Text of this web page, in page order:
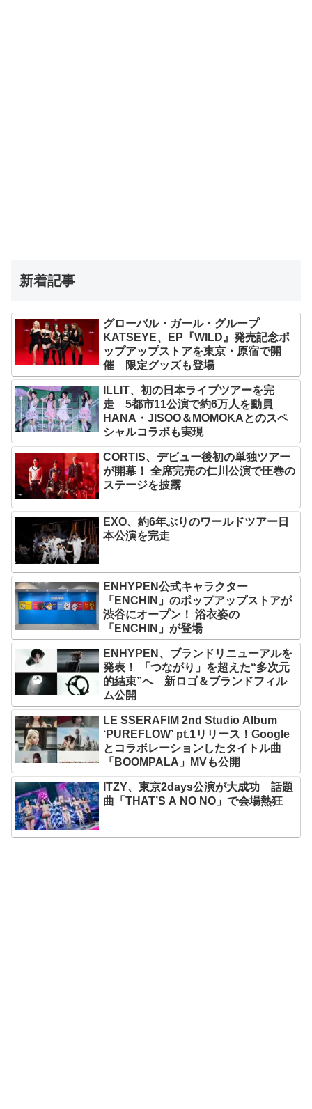
新着記事
グローバル・ガール・グループ
KATSEYE、EP『WILD』発売記念ポ
ップアップストアを東京・原宿で開
催 限定グッズも登場
ILLIT、初の日本ライブツアーを完
走 5都市11公演で約6万人を動員
HANA・JISOO＆MOMOKAとのスペ
シャルコラボも実現
CORTIS、デビュー後初の単独ツアー
が開幕！ 全席完売の仁川公演で圧巻の
ステージを披露
EXO、約6年ぶりのワールドツアー日
本公演を完走
ENHYPEN公式キャラクター
「ENCHIN」のポップアップストアが
渋谷にオープン！ 浴衣姿の
「ENCHIN」が登場
ENHYPEN、ブランドリニューアルを
発表！ 「つながり」を超えた“多次元
的結束”へ 新ロゴ＆ブランドフィル
ム公開
LE SSERAFIM 2nd Studio Album
‘PUREFLOW’ pt.1リリース！Google
とコラボレーションしたタイトル曲
「BOOMPALA」MVも公開
ITZY、東京2days公演が大成功 話題
曲「THAT’S A NO NO」で会場熱狂